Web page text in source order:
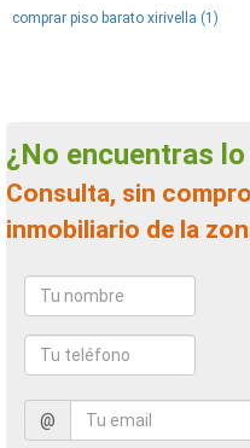
comprar piso barato xirivella (1)
¿No encuentras
Consulta, sin compromiso, a un agente
inmobiliario de la
@